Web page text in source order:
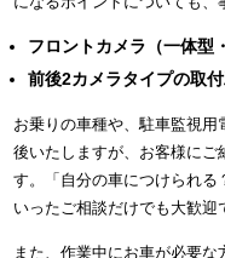
フロントカメラ（一体型
前後2カメラタイプの取
お乗りの車種や、駐車監視
後いたしますが、お客様にご
す。「自分の車につけられる
いったご相談だけでも大歓迎
また、作業中にお車が必要な